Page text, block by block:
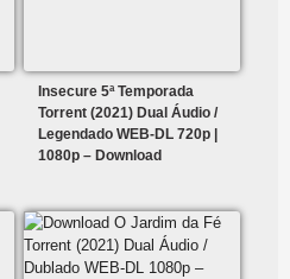
Insecure 5ª Temporada
Torrent (2021) Dual Áudio /
Legendado WEB-DL 720p |
1080p – Download